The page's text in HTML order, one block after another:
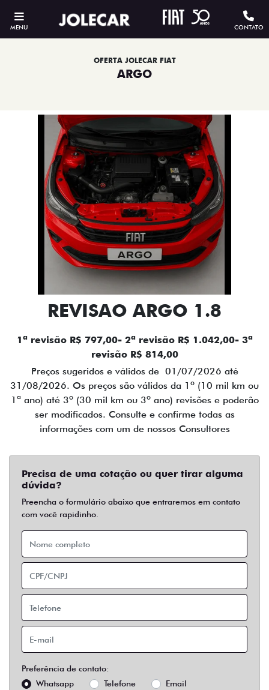
MENU CONTATO
OFERTA JOLECAR FIAT
ARGO
REVISAO ARGO 1.8
1ª revisão R$ 797,00- 2ª revisão R$ 1.042,00- 3ª
revisão R$ 814,00
Preços sugeridos e válidos de 01/07/2026 até
31/08/2026. Os preços são válidos da 1º (10 mil km ou
1ª ano) até 3º (30 mil km ou 3º ano) revisões e poderão
ser modificados. Consulte e confirme todas as
informações com um de nossos Consultores
Precisa de uma cotação ou quer tirar alguma
dúvida?
Preencha o formulário abaixo que entraremos em contato
com você rapidinho.
Preferência de contato:
Whatsapp
Telefone Email